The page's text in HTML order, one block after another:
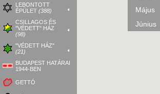
Május
Június
LEBONTOTT
ÉPÜLET (388)
CSILLAGOS ÉS
"VÉDETT" HÁZ
(98)
"VÉDETT HÁZ"
(21)
BUDAPEST HATÁRAI
1944-BEN
GETTÓ